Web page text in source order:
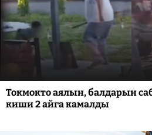
Токмокто аялын, балдарын
киши 2 айга камалды